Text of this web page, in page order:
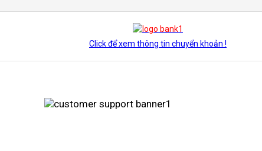
Click để xem thông tin chuyển khoản !